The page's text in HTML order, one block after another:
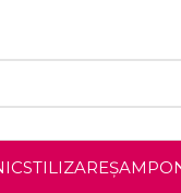
STILIZARE